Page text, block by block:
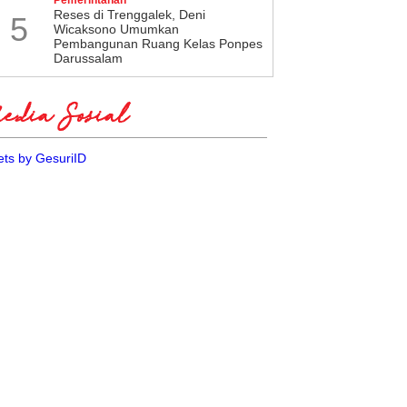
5
​Reses di Trenggalek, Deni
Wicaksono Umumkan
Pembangunan Ruang Kelas Ponpes
Darussalam
Sosial
by GesuriID